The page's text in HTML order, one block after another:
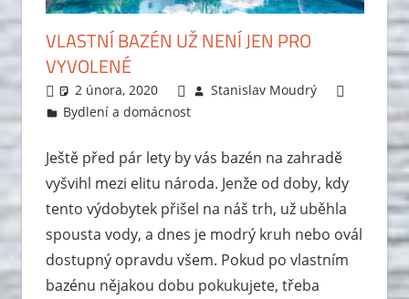
VLASTNÍ BAZÉN UŽ NENÍ JEN PRO
VYVOLENÉ
2 února, 2020
Stanislav Moudrý
Bydlení a domácnost
Ještě před pár lety by vás bazén na zahradě
vyšvihl mezi elitu národa. Jenže od doby, kdy
tento výdobytek přišel na náš trh, už uběhla
spousta vody, a dnes je modrý kruh nebo ovál
dostupný opravdu všem. Pokud po vlastním
bazénu nějakou dobu pokukujete, třeba